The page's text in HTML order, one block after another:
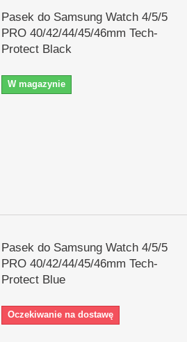
Pasek do Samsung Watch 4/5/5
PRO 40/42/44/45/46mm Tech-
Protect Black
W magazynie
Pasek do Samsung Watch 4/5/5
PRO 40/42/44/45/46mm Tech-
Protect Blue
Oczekiwanie na dostawę